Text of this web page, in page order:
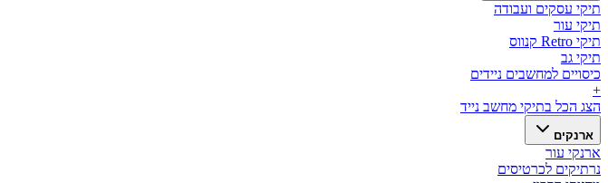
תיקי עסקים ועבודה
תיקי עור
תיקי Retro קנווס
תיקי גב
כיסויים למחשבים ניידים
+
הצג הכל בתיקי מחשב נייד
ארנקים
ארנקי עור
נרתיקים לכרטיסים